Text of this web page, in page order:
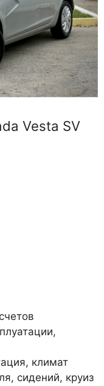
Vesta SV
климат
сидений, круиз